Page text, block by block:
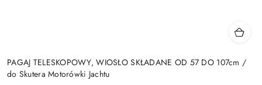
PAGAJ TELESKOPOWY, WIOSŁO SKŁADANE OD 57 DO 107cm /
do Skutera Motorówki Jachtu